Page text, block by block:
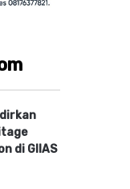
di GIIAS